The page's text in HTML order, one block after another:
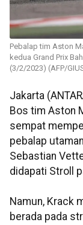
Pebalap tim Aston
kedua Grand Prix
(3/2/2023) (AFP/
Jakarta
Bos tim Aston
sempat
pebalap
Sebastian
didapati Stroll
Namun, Krack
berada pada